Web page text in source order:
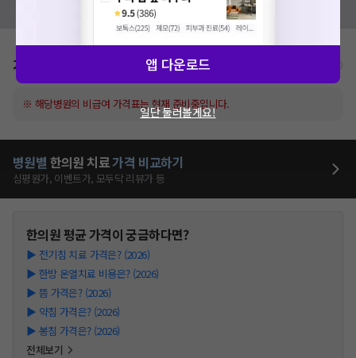
모두닥 팀에 알려주세요!
가격표
※ 해당병원의 비급여 가격표는 현재 준비중입니다.
병원별 한의원 치료가격 비교하기
심평원가, 이벤트가, 모두닥 리뷰가 등
한의원평균 가격이 궁금하다면?
▶ 전기침 치료 가격은? (2026)
▶ 한방 온열치료 비용은? (2026)
▶ 뜸 가격은? (2026)
▶ 약침 가격은? (2026)
▶ 봉침 가격은? (2026)
전체보기
앱 다운로드
일단 둘러볼게요!